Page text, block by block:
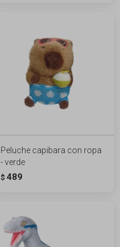
Peluche capibara con ropa
- verde
$ 489